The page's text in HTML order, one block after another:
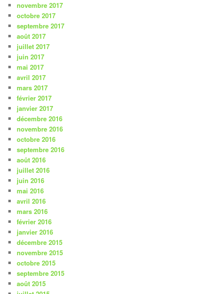
novembre 2017
octobre 2017
septembre 2017
août 2017
juillet 2017
juin 2017
mai 2017
avril 2017
mars 2017
février 2017
janvier 2017
décembre 2016
novembre 2016
octobre 2016
septembre 2016
août 2016
juillet 2016
juin 2016
mai 2016
avril 2016
mars 2016
février 2016
janvier 2016
décembre 2015
novembre 2015
octobre 2015
septembre 2015
août 2015